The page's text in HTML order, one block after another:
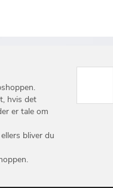
hvis det
er tale om
bliver du